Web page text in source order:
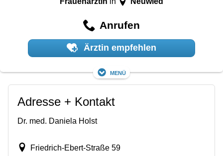
Anrufen
Ärztin empfehlen
Menü
Adresse + Kontakt
Dr. med. Daniela Holst
Friedrich-Ebert-Straße 59